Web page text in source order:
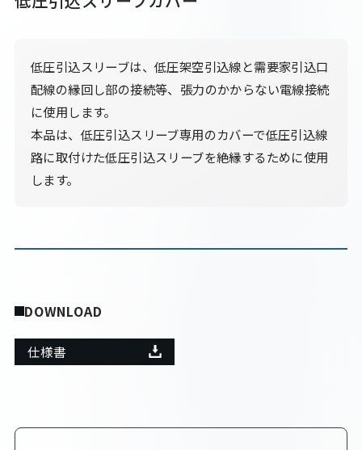
低圧引込スリーブは、低圧架空引込線と需要家引込口
配線の縁回し部の接続等、張力のかからない電線接続
に使用します。
本品は、低圧引込スリーブ専用のカバーで低圧引込線
路に取付けた低圧引込スリーブを絶縁するために使用
します。
DOWNLOAD
仕様書